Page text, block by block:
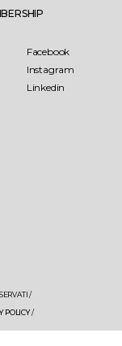
Facebook
Instagram
Linkedin
/
POLICY/